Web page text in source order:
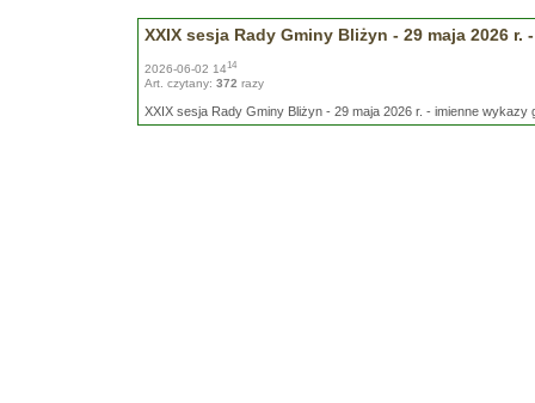
XXIX sesja Rady Gminy Bliżyn - 29 maja 2026 r.
2026-06-02 1414
Art. czytany: 372 razy
XXIX sesja Rady Gminy Bliżyn - 29 maja 2026 r. - imienne wykazy